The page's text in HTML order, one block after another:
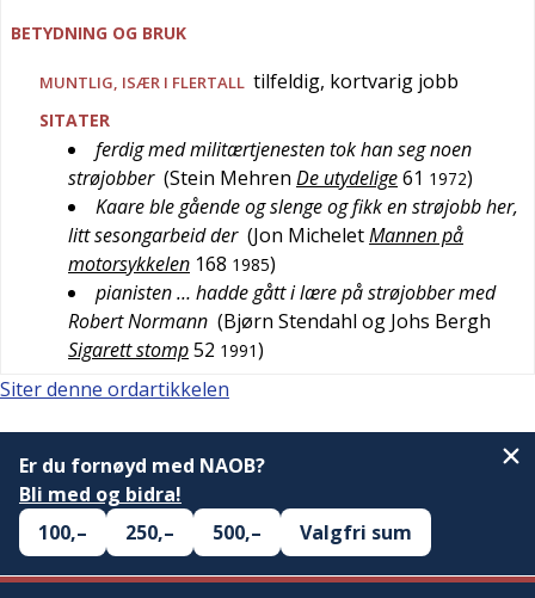
BETYDNING OG BRUK
MUNTLIG, ISÆR I FLERTALL tilfeldig, kortvarig jobb
SITATER
ferdig med militærtjenesten tok han seg noen
strøjobber (Stein Mehren De utydelige61 1972)
Kaare ble gående og slenge og fikk en strøjobb her,
litt sesongarbeid der (Jon MicheletMannen på
motorsykkelen 168 1985)
pianisten … hadde gått i lære på strøjobber med
Robert Normann (Bjørn Stendahl og Johs Bergh
Sigarett stomp52 1991)
Siter denne ordartikkelen
Er du fornøyd med NAOB?
Bli med og bidra!
100,–
250,– 500,– Valgfri sum